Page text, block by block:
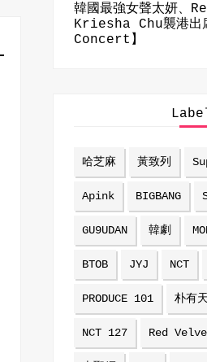
韓國最強女聲太妍、
Kriesha Chu襲港出
Concert】
哈芝麻 黃致列
Apink BIGBANG
GU9UDAN 韓劇
BTOB JYJ NCT
PRODUCE 101 朴有天
NCT 127 Red